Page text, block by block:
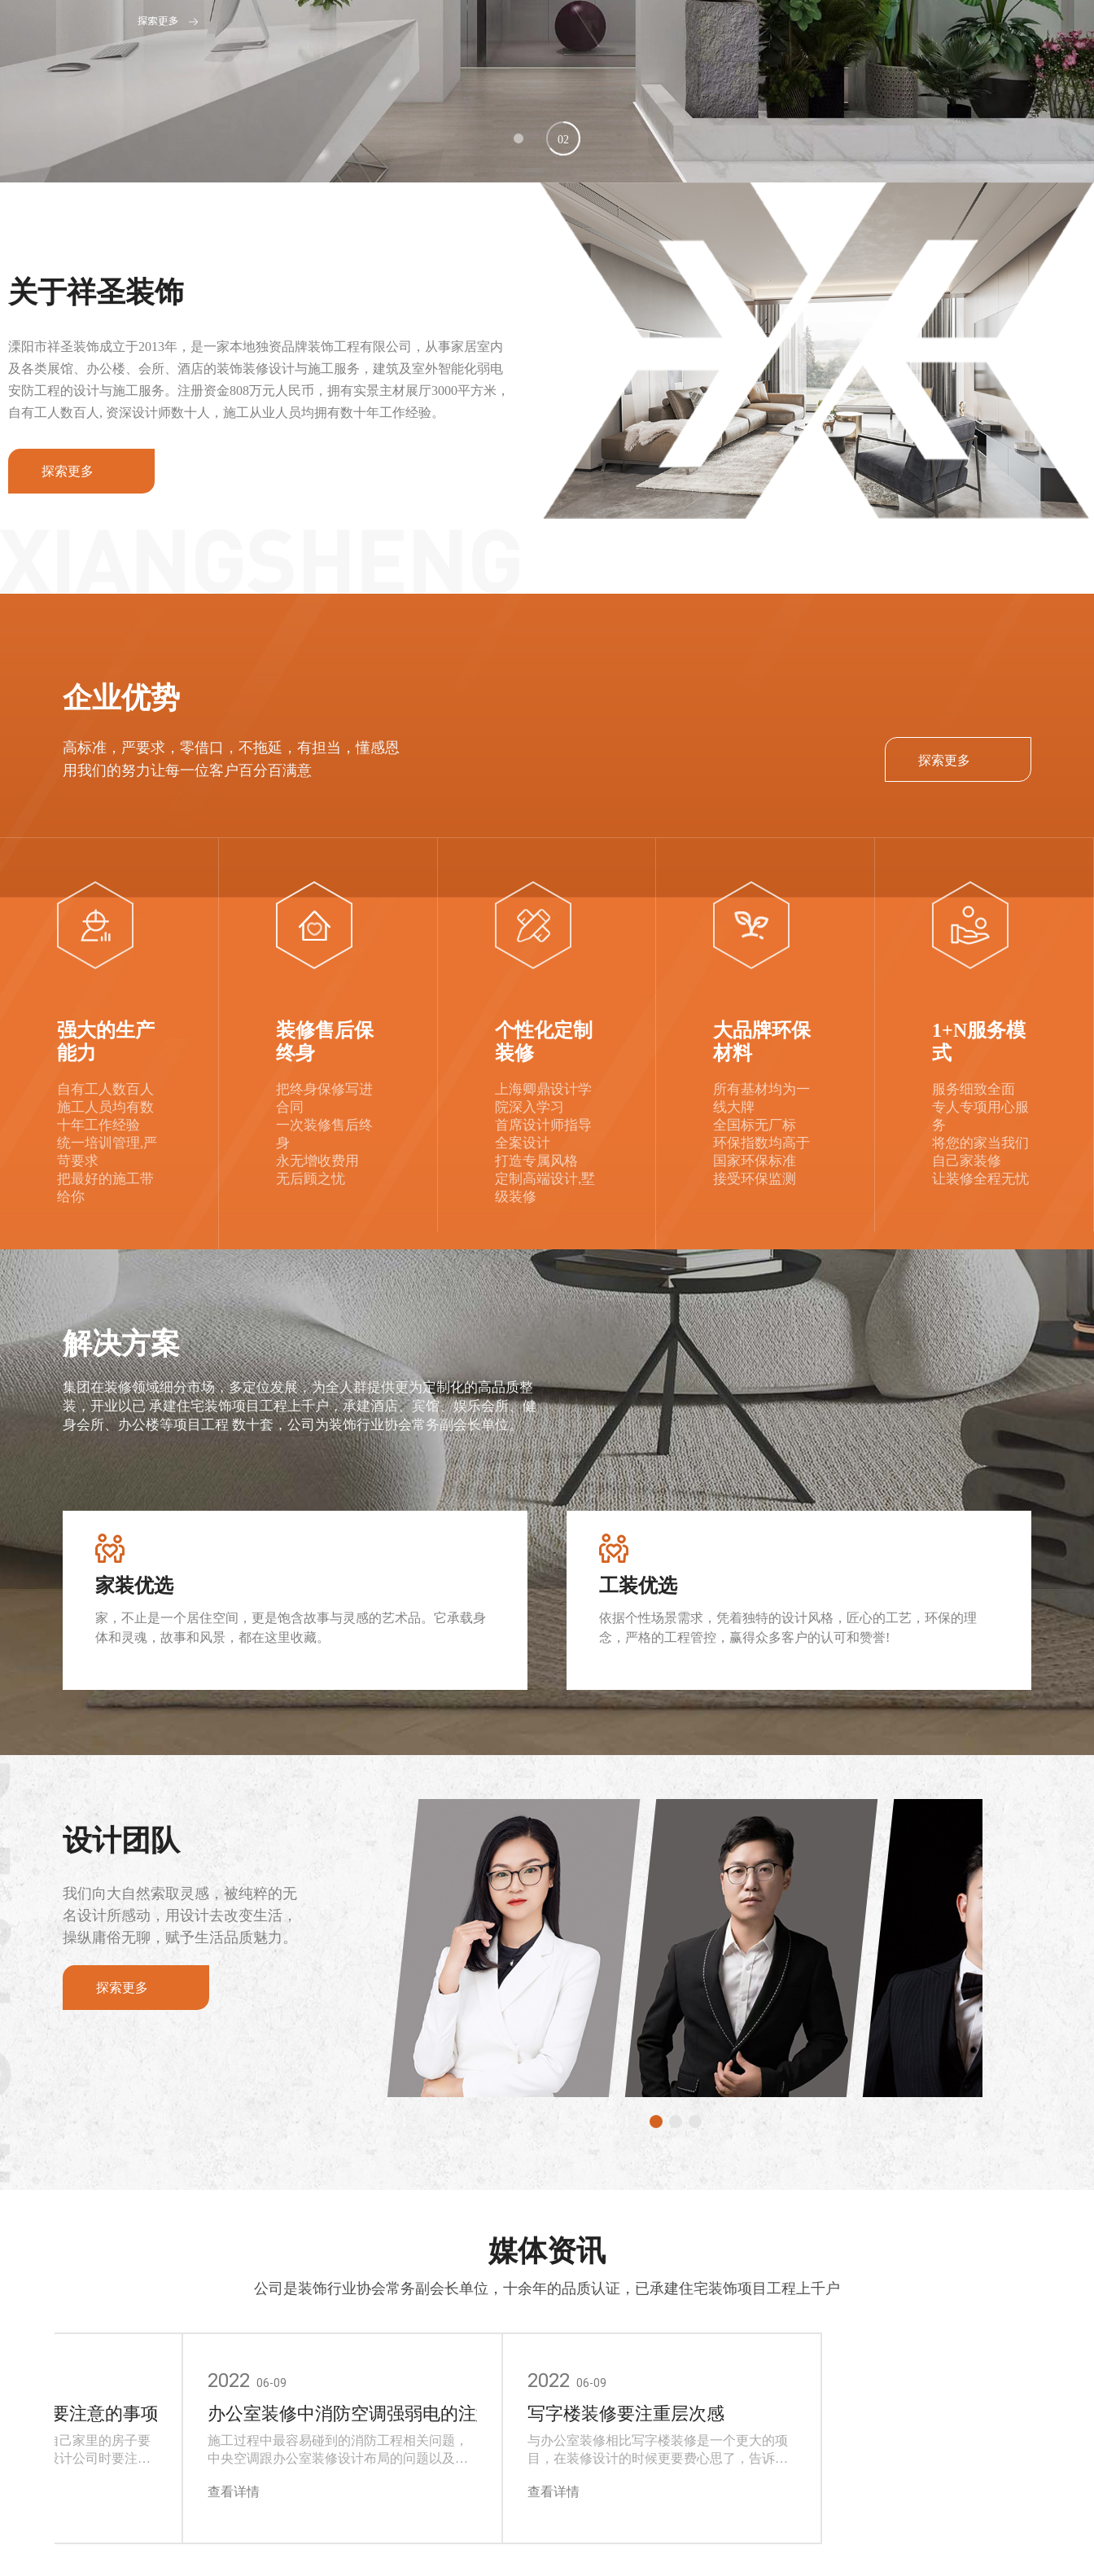
01 02
关于祥圣装饰
溧阳市祥圣装饰成立于2013年，是一家本地独资品牌装饰工程有限公司，从事家居室内
及各类展馆、办公楼、会所、酒店的装饰装修设计与施工服务，建筑及室外智能化弱电
安防工程的设计与施工服务。注册资金808万元人民币，拥有实景主材展厅3000平方米，
自有工人数百人, 资深设计师数十人，施工从业人员均拥有数十年工作经验。
探索更多
企业优势
高标准，严要求，零借口，不拖延，有担当，懂感恩
用我们的努力让每一位客户百分百满意
探索更多
强大的生产
能力
自有工人数百人
施工人员均有数
十年工作经验
统一培训管理,严
苛要求
把最好的施工带
给你
装修售后保
终身
把终身保修写进
合同
一次装修售后终
身
永无增收费用
无后顾之忧
个性化定制
装修
上海卿鼎设计学
院深入学习
首席设计师指导
全案设计
打造专属风格
定制高端设计,墅
级装修
大品牌环保
材料
所有基材均为一
线大牌
全国标无厂标
环保指数均高于
国家环保标准
接受环保监测
1+N服务模
式
服务细致全面
专人专项用心服
务
将您的家当我们
自己家装修
让装修全程无忧
解决方案
集团在装修领域细分市场，多定位发展，为全人群提供更为定制化的高品质整
装，开业以已 承建住宅装饰项目工程上千户，承建酒店、宾馆、娱乐会所、健
身会所、办公楼等项目工程 数十套，公司为装饰行业协会常务副会长单位。
家装优选
家，不止是一个居住空间，更是饱含故事与灵感的艺术品。它承载身
体和灵魂，故事和风景，都在这里收藏。
工装优选
依据个性场景需求，凭着独特的设计风格，匠心的工艺，环保的理
念，严格的工程管控，赢得众多客户的认可和赞誉!
设计团队
我们向大自然索取灵感，被纯粹的无
名设计所感动，用设计去改变生活，
操纵庸俗无聊，赋予生活品质魅力。
探索更多
媒体资讯
公司是装饰行业协会常务副会长单位，十余年的品质认证，已承建住宅装饰项目工程上千户
时所要注意的事项
，还是自己家里的房子要
找装修设计公司时要注意
2022 06-09
办公室装修中消防空调强弱电的注意事项
施工过程中最容易碰到的消防工程相关问题，
中央空调跟办公室装修设计布局的问题以及贯
要选择个专业办公室装修公司来进行自己的办
为办公室装修工程是个多元化的施工组织，涉
查看详情
2022 06-09
写字楼装修要注重层次感
与办公室装修相比写字楼装修是一个更大的项
目，在装修设计的时候更要费心思了，告诉大
常去一些写字楼装修和办公楼我们都会看到每
方面呢?做一下相关写字楼装修的介绍。
查看详情